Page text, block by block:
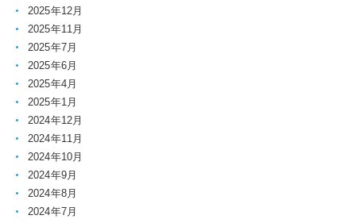
2025年12月
2025年11月
2025年7月
2025年6月
2025年4月
2025年1月
2024年12月
2024年11月
2024年10月
2024年9月
2024年8月
2024年7月